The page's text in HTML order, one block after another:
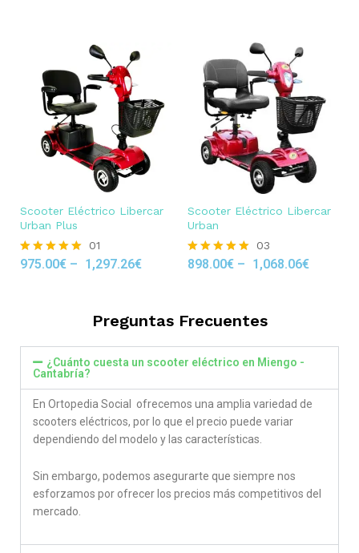
Scooter Eléctrico Libercar
Urban Plus
Rated
01
975.00€ – 1,297.26€
Scooter Eléctrico Libercar
Urban
Rated
03
898.00€ – 1,068.06€
Preguntas Frecuentes
¿Cuánto cuesta un scooter eléctrico en Miengo -
Cantabría?
En Ortopedia Social ofrecemos una amplia variedad de
scooters eléctricos, por lo que el precio puede variar
dependiendo del modelo y las características.
Sin embargo, podemos asegurarte que siempre nos
esforzamos por ofrecer los precios más competitivos del
mercado.